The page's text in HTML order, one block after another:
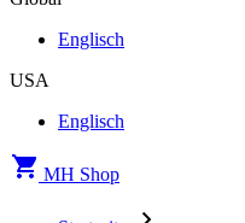
Englisch
USA
Englisch
MH Shop